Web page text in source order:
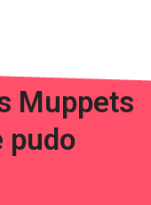
Muppets
pudo